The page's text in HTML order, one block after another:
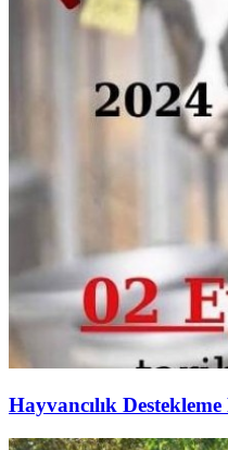
Hayvancılık